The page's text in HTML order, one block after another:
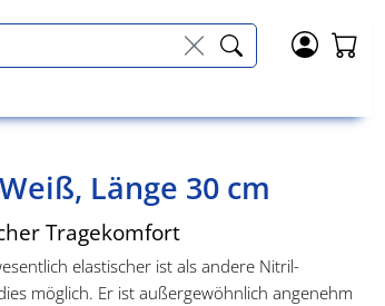
Länge 30 cm
Tragekomfort
elastischer ist als andere Nitril-
möglich. Er ist außergewöhnlich angenehm